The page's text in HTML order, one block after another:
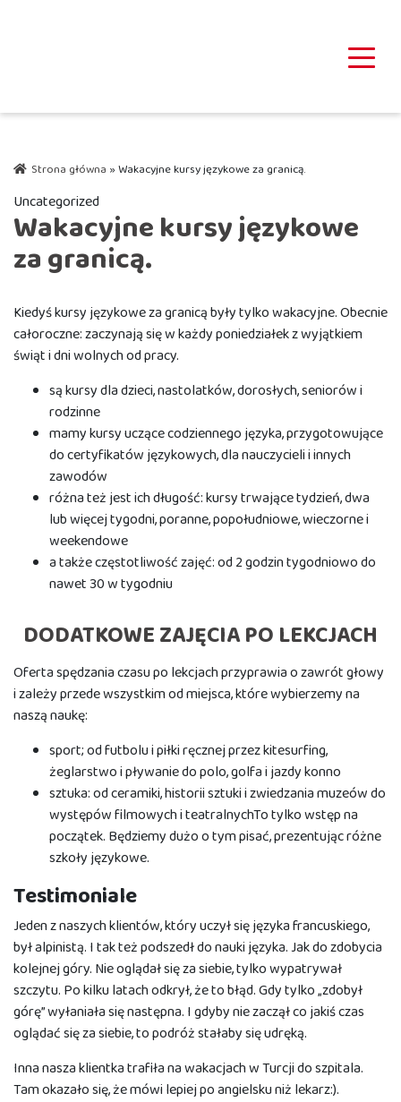
Strona główna » Wakacyjne kursy językowe za granicą.
Uncategorized
Wakacyjne kursy językowe
za granicą.
Kiedyś kursy językowe za granicą były tylko wakacyjne. Obecnie
całoroczne: zaczynają się w każdy poniedziałek z wyjątkiem
świąt i dni wolnych od pracy.
są kursy dla dzieci, nastolatków, dorosłych, seniorów i
rodzinne
mamy kursy uczące codziennego języka, przygotowujące
do certyfikatów językowych, dla nauczycieli i innych
zawodów
różna też jest ich długość: kursy trwające tydzień, dwa
lub więcej tygodni, poranne, popołudniowe, wieczorne i
weekendowe
a także częstotliwość zajęć: od 2 godzin tygodniowo do
nawet 30 w tygodniu
DODATKOWE ZAJĘCIA PO LEKCJACH
Oferta spędzania czasu po lekcjach przyprawia o zawrót głowy
i zależy przede wszystkim od miejsca, które wybierzemy na
naszą naukę:
sport; od futbolu i piłki ręcznej przez kitesurfing,
żeglarstwo i pływanie do polo, golfa i jazdy konno
sztuka: od ceramiki, historii sztuki i zwiedzania muzeów do
występów filmowych i teatralnychTo tylko wstęp na
początek. Będziemy dużo o tym pisać, prezentując różne
szkoły językowe.
Testimoniale
Jeden z naszych klientów, który uczył się języka francuskiego,
był alpinistą. I tak też podszedł do nauki języka. Jak do zdobycia
kolejnej góry. Nie oglądał się za siebie, tylko wypatrywał
szczytu. Po kilku latach odkrył, że to błąd. Gdy tylko „zdobył
górę” wyłaniała się następna. I gdyby nie zaczął co jakiś czas
oglądać się za siebie, to podróż stałaby się udręką.
Inna nasza klientka trafiła na wakacjach w Turcji do szpitala.
Tam okazało się, że mówi lepiej po angielsku niż lekarz:).